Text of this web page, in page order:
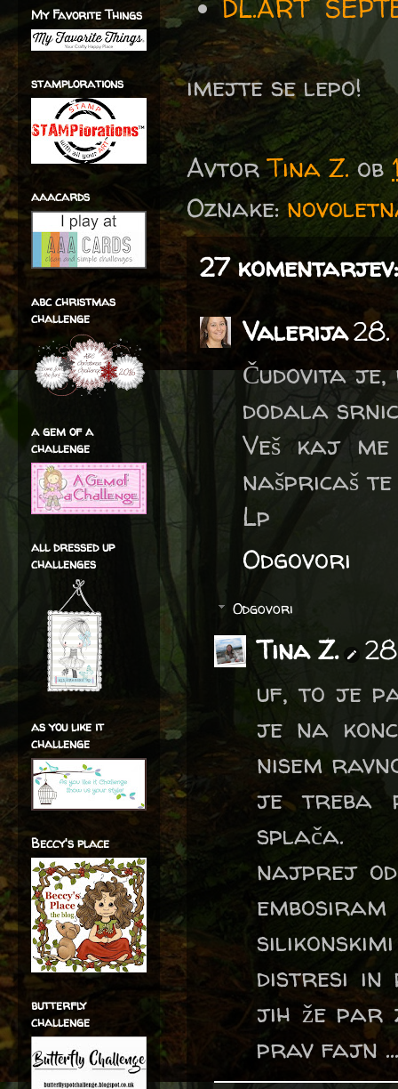
DL.ART
imejte se lepo!
AvtorTina Z. ob
Oznake:
27 komentarjev:
Valerija28.
Čudovita
dodala
Veš kaj
našpricaš te
Lp
Odgovori
Odgovori
Tina Z.
uf, to je
je na
nisem
je treba
splača.
najprej
distresi in
jih že par
prav fajn ...
My Favorite Things
stamplorations
aaacards
abc christmas
challenge
a gem of a
challenge
all dressed up
challenges
as you like it
challenge
Beccy's place
butterfly
challenge